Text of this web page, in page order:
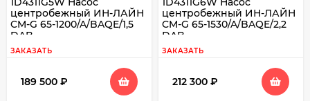
центробежный ИН-ЛАЙН
CM-G 65-1200/A/BAQE/1,5
DAB
ЗАКАЗАТЬ
189 500 ₽
центробежный ИН-ЛАЙН
CM-G 65-1530/A/BAQE/2,2
DAB
ЗАКАЗАТЬ
212 300 ₽